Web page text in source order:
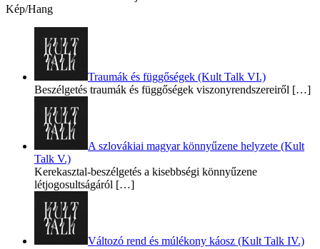
Kép/Hang
Traumák és függőségek (Kult Talk VI.)
Beszélgetés traumák és függőségek viszonyrendszereiről […]
A szlovákiai magyar könnyűzene helyzete (Kult
Talk V.)
Kerekasztal-beszélgetés a kisebbségi könnyűzene
létjogosultságáról […]
Változó rend és múlékony káosz (Kult Talk IV.)